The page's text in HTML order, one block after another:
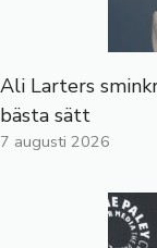
Ali Larters
bästa sätt
7 augusti 2026